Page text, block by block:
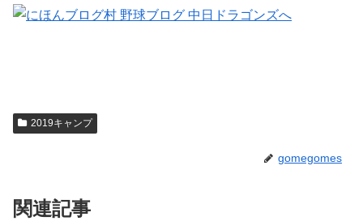
2019キャンプ
gomegomes
関連記事